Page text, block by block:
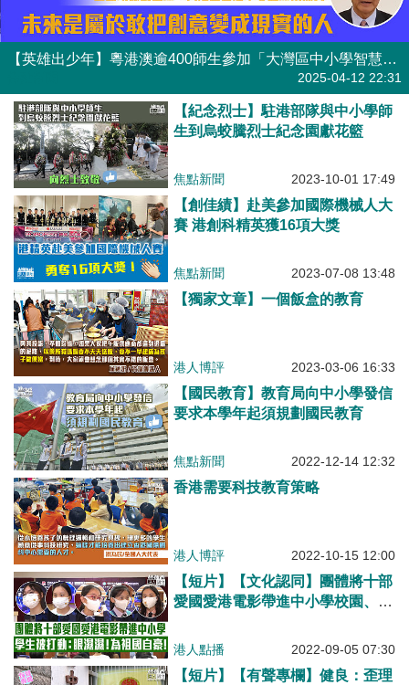
【英雄出少年】粵港澳逾400師生參加「大灣區中小學智慧搜救挑戰賽」 梁振英：未來是屬於敢把創意變成現實的人
2025-04-12 22:31
【紀念烈士】駐港部隊與中小學師
生到烏蛟騰烈士紀念園獻花籃
焦點新聞 2023-10-01 17:49
【創佳績】赴美參加國際機械人大
賽 港創科精英獲16項大獎
焦點新聞 2023-07-08 13:48
【獨家文章】一個飯盒的教育
港人博評 2023-03-06 16:33
【國民教育】教育局向中小學發信
要求本學年起須規劃國民教育
焦點新聞 2022-12-14 12:32
香港需要科技教育策略
港人博評 2022-10-15 12:00
【短片】【文化認同】團體將十部
愛國愛港電影帶進中小學校園、配
濕！ 邱同學：香港與祖國分離多
港人點播 2022-09-05 07:30
【短片】【有聲專欄】健良：歪理